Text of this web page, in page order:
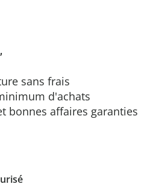
sans frais
d'achats
bonnes affaires garanties